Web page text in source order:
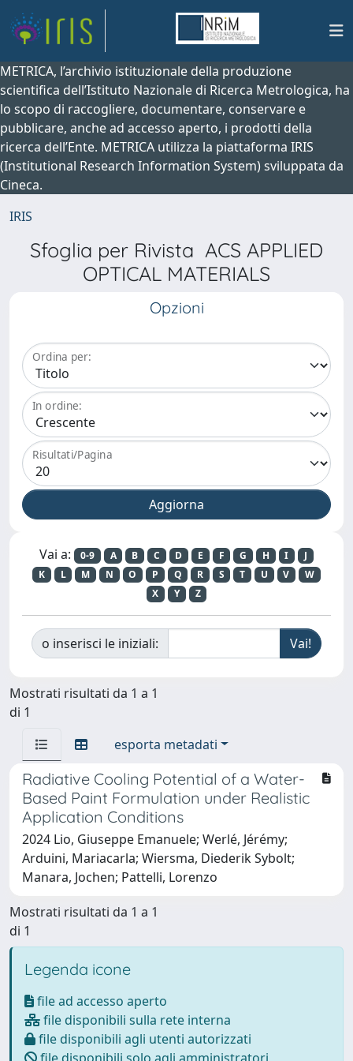
METRICA, l’archivio istituzionale della produzione
scientifica dell’Istituto Nazionale di Ricerca Metrologica, ha
lo scopo di raccogliere, documentare, conservare e
pubblicare, anche ad accesso aperto, i prodotti della
ricerca dell’Ente. METRICA utilizza la piattaforma IRIS
(Institutional Research Information System) sviluppata da
Cineca.
IRIS
Sfoglia per Rivista ACS APPLIED
OPTICAL MATERIALS
Opzioni
Ordina per:
In ordine:
Risultati/Pagina
Vai a: 0-9 A B C D E F G H I
J
K
L M N O P Q R S T U V
W
X
Y Z
o inserisci le iniziali:
Mostrati risultati da 1 a 1
di 1
esporta metadati
Radiative Cooling Potential of a Water-
Based Paint Formulation under Realistic
Application Conditions
2024 Lio, Giuseppe Emanuele; Werlé, Jérémy;
Arduini, Mariacarla; Wiersma, Diederik Sybolt;
Manara, Jochen; Pattelli, Lorenzo
Mostrati risultati da 1 a 1
di 1
Legenda icone
file ad accesso aperto
file disponibili sulla rete interna
file disponibili agli utenti autorizzati
file disponibili solo agli amministratori